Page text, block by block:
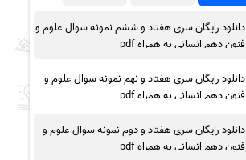
دانلود رایگان سری هفتاد و ششم نمونه سوال علوم و
فنون دهم انسانی به همراه pdf
دانلود رایگان سری هفتاد و نهم نمونه سوال علوم و
فنون دهم انسانی به همراه pdf
دانلود رایگان سری هفتاد و دوم نمونه سوال علوم و
فنون دهم انسانی به همراه pdf